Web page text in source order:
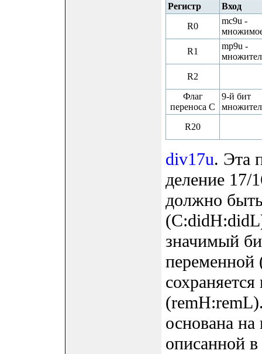
Регистр
Вход
R0
mc9u -
R1
mp9u -
R2
Флаг
переноса C
9-й бит
R20
div17u. Эта
деление 17/
должно
значимый
переменной
основана
описанной